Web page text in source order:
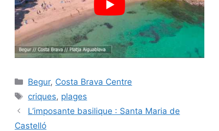
Catégories
Begur, Costa Brava Centre
Étiquettes
criques, plages
L’imposante basilique : Santa Maria de
Castelló